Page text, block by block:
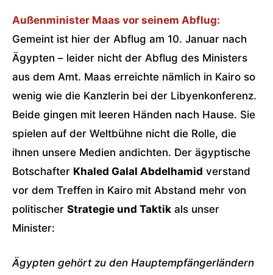
Außenminister Maas vor seinem Abflug:
Gemeint ist hier der Abflug am 10. Januar nach
Ägypten – leider nicht der Abflug des Ministers
aus dem Amt. Maas erreichte nämlich in Kairo so
wenig wie die Kanzlerin bei der Libyenkonferenz.
Beide gingen mit leeren Händen nach Hause. Sie
spielen auf der Weltbühne nicht die Rolle, die
ihnen unsere Medien andichten. Der ägyptische
Botschafter Khaled Galal Abdelhamid verstand
vor dem Treffen in Kairo mit Abstand mehr von
politischer Strategie und Taktik als unser
Minister:
Ägypten gehört zu den Hauptempfängerländern